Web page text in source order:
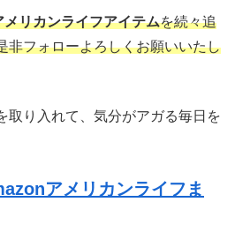
メリカンライフアイテムを続々追
非フォローよろしくお願いいたし
取り入れて、気分がアガる毎日を
アメリカンライフま